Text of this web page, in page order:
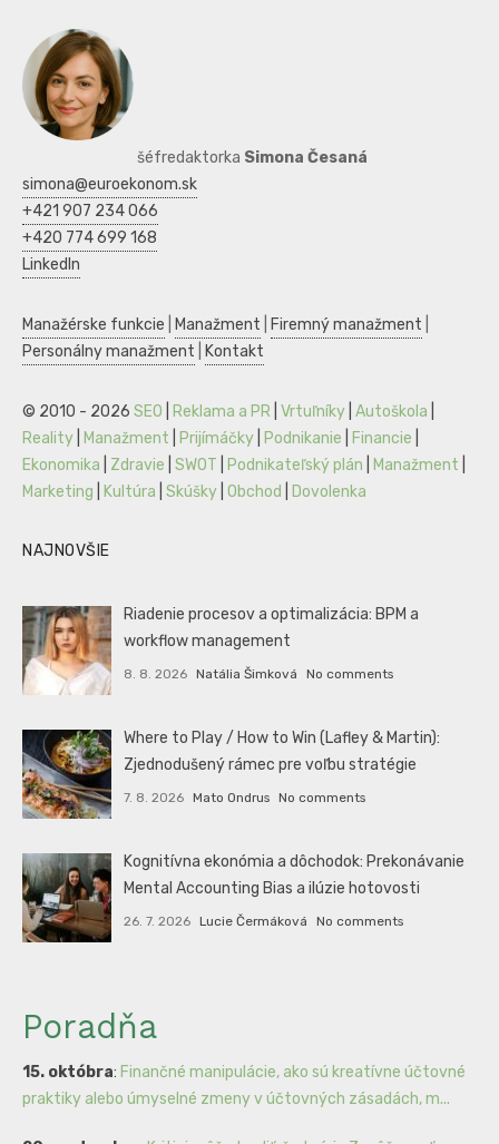
šéfredaktorka Simona Česaná
simona@euroekonom.sk
+421 907 234 066
+420 774 699 168
LinkedIn
Manažérske funkcie Manažment Firemný manažment
Personálny manažment
Kontakt
© 2010 - 2026 SEO Reklama a PR Vrtuľníky Autoškola
Reality
Manažment Prijímáčky Podnikanie Financie
Ekonomika
Zdravie SWOT Podnikateľský plán Manažment
Marketing
Kultúra Skúšky Obchod Dovolenka
NAJNOVŠIE
Riadenie procesov a optimalizácia: BPM a
workflow management
8. 8. 2026 Natália Šimková No comments
Where to Play / How to Win (Lafley & Martin):
Zjednodušený rámec pre voľbu stratégie
7. 8. 2026 Mato Ondrus No comments
Kognitívna ekonómia a dôchodok: Prekonávanie
Mental Accounting Bias a ilúzie hotovosti
26. 7. 2026 Lucie Čermáková No comments
Poradňa
15. októbra: Finančné manipulácie, ako sú kreatívne účtovné
praktiky alebo úmyselné zmeny v účtovných zásadách, m...